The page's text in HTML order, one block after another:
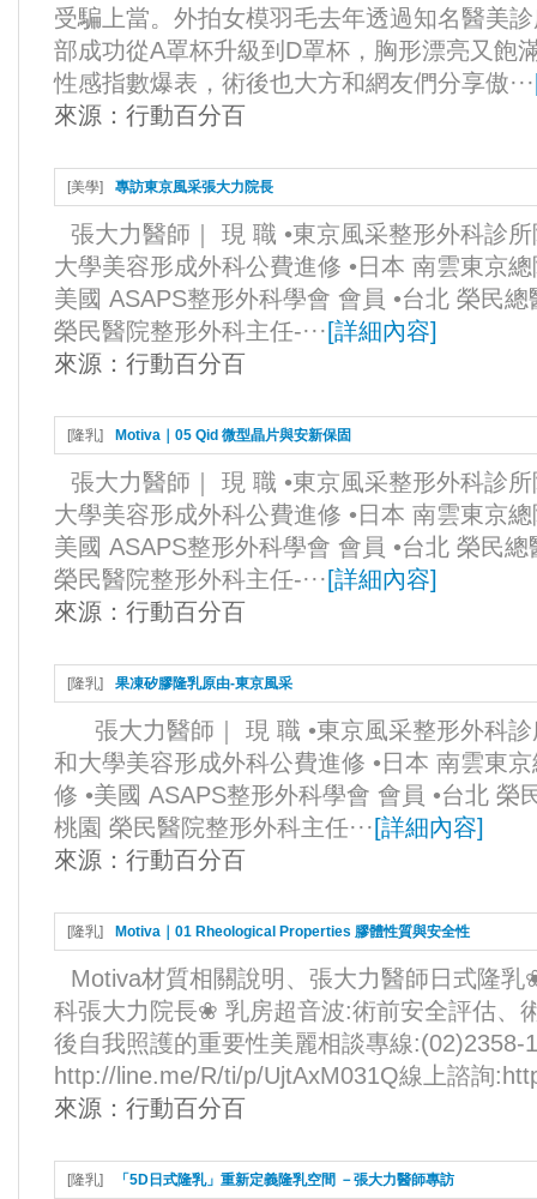
受騙上當。外拍女模羽毛去年透過知名醫美
部成功從A罩杯升級到D罩杯，胸形漂亮又飽
性感指數爆表，術後也大方和網友們分享傲···
來源： 行動百分百
[美學] 專訪東京風采張大力院長
張大力醫師｜ 現 職 •東京風采整形外科診
大學美容形成外科公費進修 •日本 南雲東京
美國 ASAPS整形外科學會 會員 •台北 榮民
榮民醫院整形外科主任-··· [詳細內容]
來源： 行動百分百
[隆乳] Motiva｜05 Qid 微型晶片與安新保固
張大力醫師｜ 現 職 •東京風采整形外科診
大學美容形成外科公費進修 •日本 南雲東京
美國 ASAPS整形外科學會 會員 •台北 榮民
榮民醫院整形外科主任-··· [詳細內容]
來源： 行動百分百
[隆乳] 果凍矽膠隆乳原由-東京風采
張大力醫師｜ 現 職 •東京風采整形外科
和大學美容形成外科公費進修 •日本 南雲東
修 •美國 ASAPS整形外科學會 會員 •台北 榮
桃園 榮民醫院整形外科主任··· [詳細內容]
來源： 行動百分百
[隆乳] Motiva｜01 Rheological Properties 膠體性質與安全性
Motiva材質相關說明、張大力醫師日式隆
科張大力院長❀ 乳房超音波:術前安全評估、
後自我照護的重要性美麗相談專線:(02)2358-
http://line.me/R/ti/p/UjtAxM031Q線上諮詢
來源： 行動百分百
[隆乳] 「5D日式隆乳」重新定義隆乳空間 －張大力醫師專訪